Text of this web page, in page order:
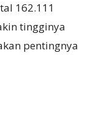
162.111
tingginya
pentingnya